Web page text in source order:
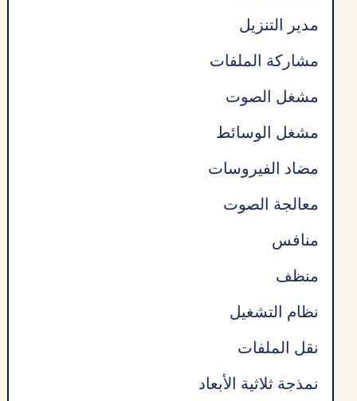
مدير التنزيل
مشاركة الملفات
مشغل الصوت
مشغل الوسائط
مضاد الفيروسات
معالجة الصوت
منافس
منظف
نظام التشغيل
نقل الملفات
نمذجة ثلاثية الأبعاد